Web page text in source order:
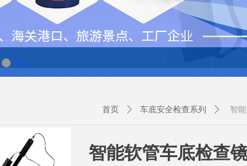
智能软管车底检查
首页 ꄲ 车底安全检查系列 ꄲ 智